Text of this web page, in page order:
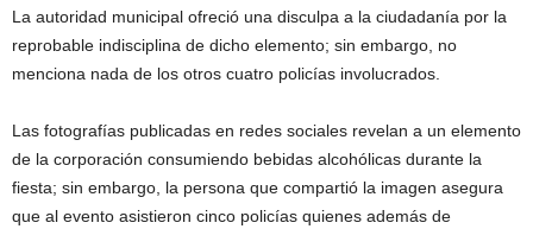
La autoridad municipal ofreció una disculpa a la ciudadanía por la
reprobable indisciplina de dicho elemento; sin embargo, no
menciona nada de los otros cuatro policías involucrados.
Las fotografías publicadas en redes sociales revelan a un elemento
de la corporación consumiendo bebidas alcohólicas durante la
fiesta; sin embargo, la persona que compartió la imagen asegura
que al evento asistieron cinco policías quienes además de